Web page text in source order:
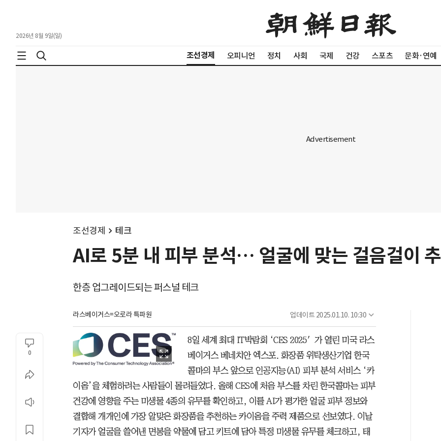
2026년 8월 9일(일)
조선경제 오피니언 정치 사회 국제 건강 스포츠 문화·연예
조선경제 테크
AI로 5분 내 피부 분석… 얼굴에 맞는 걸음걸이
한층 업그레이드되는 퍼스널 테크
라스베이거스=오로라 특파원 업데이트 2025.01.10. 10:30
0
8일 세계 최대 IT박람회 ‘CES 2025′가 열린 미국 라스
베이거스 베네치안 엑스포. 화장품 위탁생산기업 한국
콜마의 부스 앞으로 인공지능(AI) 피부 분석 서비스 ‘카
이옴’을 체험하려는 사람들이 몰려들었다. 올해 CES에 처음 부스를 차린 한국콜마는 피부
건강에 영향을 주는 미생물 4종의 유무를 확인하고, 이를 AI가 평가한 얼굴 피부 정보와
결합해 개개인에 가장 알맞은 화장품을 추천하는 카이옴을 주력 제품으로 선보였다. 이날
기자가 얼굴을 쓸어낸 면봉을 약물에 담고 키트에 담아 특정 미생물 유무를 체크하고, 태